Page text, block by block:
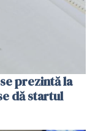
prezintă la
dă startul